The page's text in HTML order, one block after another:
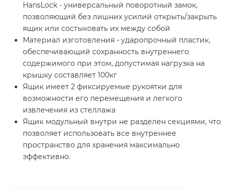
HansLock - универсальный поворотный замок,
позволяющий без лишних усилий открыть/закрыть
ящик или состыковать их между собой
Материал изготовления - ударопрочный пластик,
обеспечивающий сохранность внутреннего
содержимого при этом, допустимая нагрузка на
крышку составляет 100кг
Ящик имеет 2 фиксируемые рукоятки для
возможности его перемещения и легкого
извлечения из стеллажа
Ящик модульный внутри не разделен секциями, что
позволяет использовать все внутреннее
пространство для хранения максимально
эффективно.